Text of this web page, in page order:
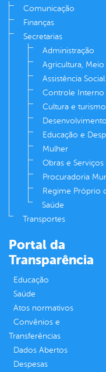
Comunicação
Finanças
Secretarias
Administração
Agricultura,
Assistência Social
Controle Interno
Cultura e turismo
Desenvolvimento
Educação e
Mulher
Obras e
Procuradoria
Regime Próprio
Saúde
Transportes
Portal da
Transparência
Educação
Saúde
Atos normativos
Convênios e
Transferências
Dados Abertos
Despesas